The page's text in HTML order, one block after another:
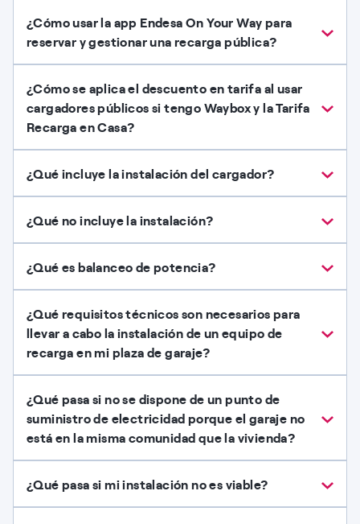
¿Cómo usar la app Endesa On Your Way para
reservar y gestionar una recarga pública?
¿Cómo se aplica el descuento en tarifa al usar
cargadores públicos si tengo Waybox y la Tarifa
Recarga en Casa?
¿Qué incluye la instalación del cargador?
¿Qué no incluye la instalación?
¿Qué es balanceo de potencia?
¿Qué requisitos técnicos son necesarios para
llevar a cabo la instalación de un equipo de
recarga en mi plaza de garaje?
¿Qué pasa si no se dispone de un punto de
suministro de electricidad porque el garaje no
está en la misma comunidad que la vivienda?
¿Qué pasa si mi instalación no es viable?